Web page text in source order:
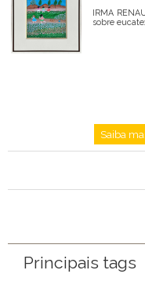
IRMA
sobre
Saiba
Principais tags